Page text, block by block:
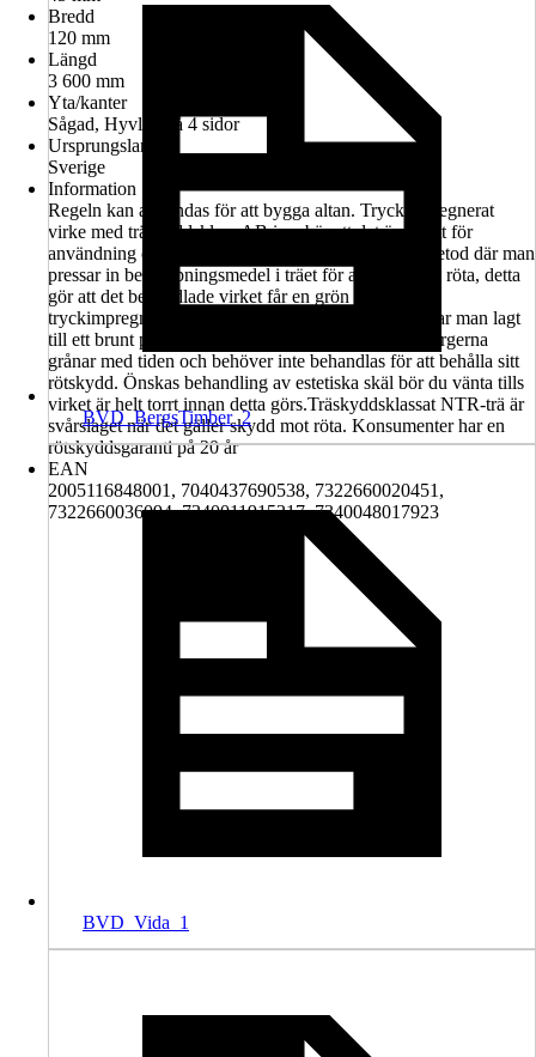
Bredd
120 mm
Längd
3 600 mm
Yta/kanter
Sågad, Hyvlad på 4 sidor
Ursprungsland
Sverige
Information
Regeln kan användas för att bygga altan. Tryckimpregnerat
virke med träskyddsklass AB innebär att det är avsett för
användning ovan mark. Tryckimpregnering är en metod där man
pressar in bekämpningsmedel i träet för att motverka röta, detta
gör att det behandlade virket får en grön nyans. Viss
tryckimpregnerat virke finns äveni brun nyans, då har man lagt
till ett brunt pigment i impregneringsmedlet. Båda färgerna
grånar med tiden och behöver inte behandlas för att behålla sitt
rötskydd. Önskas behandling av estetiska skäl bör du vänta tills
virket är helt torrt innan detta görs.Träskyddsklassat NTR-trä är
svårslaget när det gäller skydd mot röta. Konsumenter har en
rötskyddsgaranti på 20 år
EAN
2005116848001, 7040437690538, 7322660020451,
7322660036094, 7340011915317, 7340048017923
BVD_BergsTimber_2
BVD_Vida_1